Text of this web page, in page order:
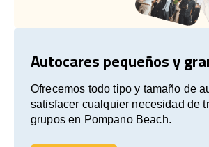
Autocares pequeños y
Ofrecemos todo tipo y tamaño de
satisfacer cualquier necesidad de
grupos en Pompano Beach.